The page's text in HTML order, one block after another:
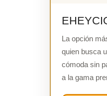
La opción
quien busca
cómoda sin
a la gama